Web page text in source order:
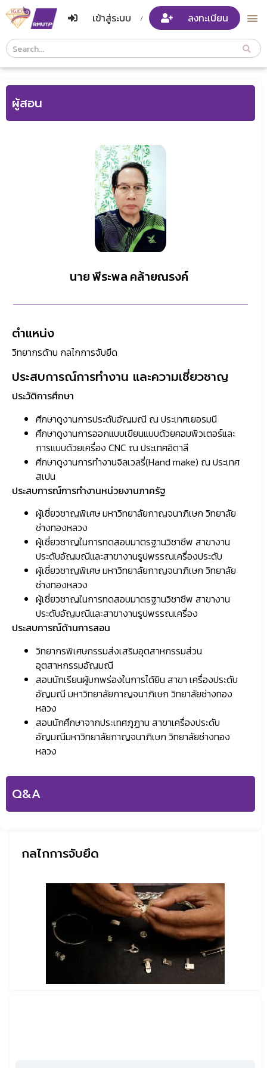
Course
Search
Header
เข้าสู่ระบบ / ลงทะเบียน
ผู้สอน
นาย พีระพล คล้ายณรงค์
ตำแหน่ง
วิทยากรด้าน กลไกการจับยึด
ประสบการณ์การทำงาน และความเชี่ยวชาญ
ประวัติการศึกษา
ศึกษาดูงานการประดับอัญมณี ณ ประเทศเยอรมนี
ศึกษาดูงานการออกแบบเขียนแบบด้วยคอมพิวเตอร์และ
การแบบด้วยเครื่อง CNC ณ ประเทศอิตาลี
ศึกษาดูงานการทำงานจิลเวลรี่(Hand make) ณ ประเทศ
สเปน
ประสบการณ์การทำงานหน่วยงานภาครัฐ
ผู้เชี่ยวชาญพิเศษ มหาวิทยาลัยกาญจนาภิเษก วิทยาลัย
ช่างทองหลวง
ผู้เชี่ยวชาญในการทดสอบมาตรฐานวิชาชีพ สาขางาน
ประดับอัญมณีและสาขางานรูปพรรณเครื่องประดับ
ผู้เชี่ยวชาญพิเศษ มหาวิทยาลัยกาญจนาภิเษก วิทยาลัย
ช่างทองหลวง
ผู้เชี่ยวชาญในการทดสอบมาตรฐานวิชาชีพ สาขางาน
ประดับอัญมณีและสาขางานรูปพรรณเครื่อง
ประสบการณ์ด้านการสอน
วิทยากรพิเศษกรรมส่งเสริมอุตสาหกรรมส่วน
อุตสาหกรรมอัญมณี
สอนนักเรียนผู้บกพร่องในการได้ยิน สาขา เครื่องประดับ
อัญมณี มหาวิทยาลัยกาญจนาภิเษก วิทยาลัยช่างทอง
หลวง
สอนนักศึกษาจากประเทศภูฏาน สาขาเครื่องประดับ
อัญมณีมหาวิทยาลัยกาญจนาภิเษก วิทยาลัยช่างทอง
หลวง
Q&A
กลไกการจับยึด